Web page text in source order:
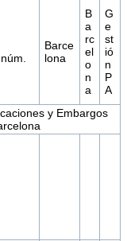
Barce
lona
B
a
rc
el
o
n
a
G
e
st
ió
n
P
A
y Embargos